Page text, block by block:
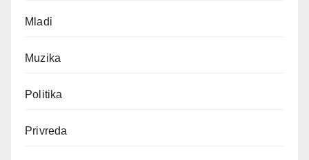
Mladi
Muzika
Politika
Privreda